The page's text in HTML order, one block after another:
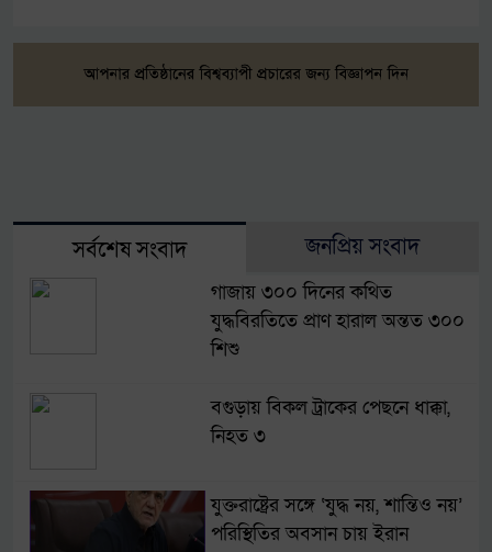
সর্বশেষ সংবাদ জনপ্রিয় সংবাদ
গাজায় ৩০০ দিনের কথিত
যুদ্ধবিরতিতে প্রাণ হারাল অন্তত ৩০০
শিশু
বগুড়ায় বিকল ট্রাকের পেছনে ধাক্কা,
নিহত ৩
যুক্তরাষ্ট্রের সঙ্গে ‘যুদ্ধ নয়, শান্তিও নয়’
পরিস্থিতির অবসান চায় ইরান